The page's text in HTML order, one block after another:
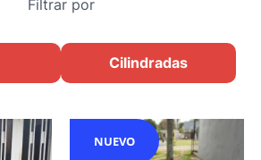
Filtrar por
Cilindradas
NUEVO